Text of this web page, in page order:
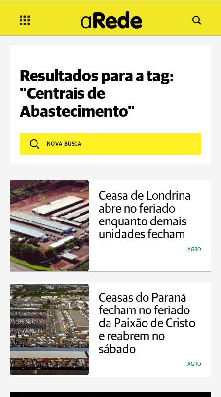
Resultados para a tag:
"Centrais de
Abastecimento"
Ceasa de Londrina
abre no feriado
enquanto demais
unidades fecham
AGRO
Ceasas do Paraná
fecham no feriado
da Paixão de Cristo
e reabrem no
sábado
AGRO